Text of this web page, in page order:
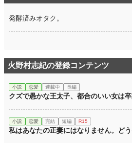
発酵済みオタク。
火野村志紀の登録コンテンツ
小説 恋愛 連載中 長編
クズで愚かな王太子、都合のいい女は卒
小説 恋愛 完結 短編 R15
私はあなたの正妻にはなりません。ど